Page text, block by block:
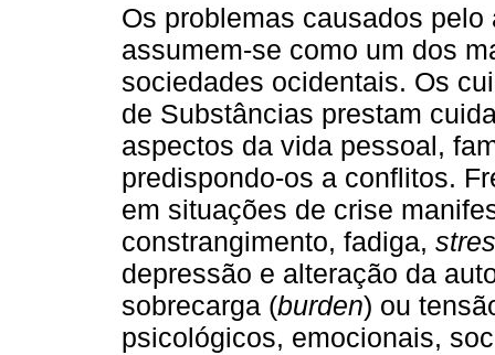
Os problemas causados
assumem-se como um dos
sociedades ocidentais. Os
de Substâncias prestam
aspectos da vida pessoal,
predispondo-os a conflitos.
em situações de crise
constrangimento, fadiga,
depressão e alteração da
sobrecarga (burden) ou
psicológicos, emocionais,